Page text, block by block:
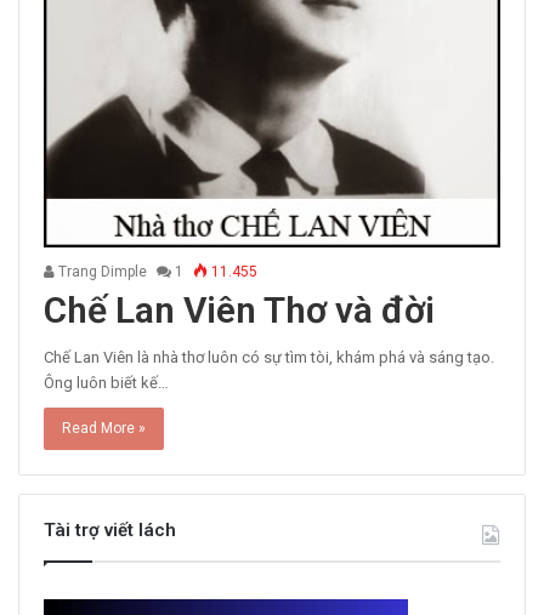
Trang Dimple 1 11.455
Chế Lan Viên Thơ và đời
Chế Lan Viên là nhà thơ luôn có sự tìm tòi, khám phá và sáng tạo.
Ông luôn biết kế…
Read More »
Tài trợ viết lách